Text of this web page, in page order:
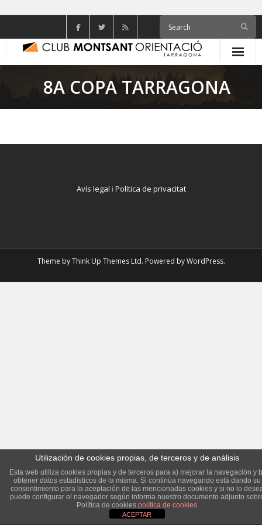
content
8A COPA TARRAGONA
Avís legal i Política de privacitat
Theme byThink Up Themes Ltd. Powered byWordPress.
Utilización de cookies propias, de terceros y de análisis
Esta web utiliza cookies propias y de terceros para a) mejorar la navegación y
obtener datos estadísticos de la misma. Si continúa navegando está dando su
consentimiento para la aceptación de las mencionadas cookies y si no lo
puede configurar el navegador según informa nuestro documento adjunto
Política de cookies política de cookies
ACEPTAR